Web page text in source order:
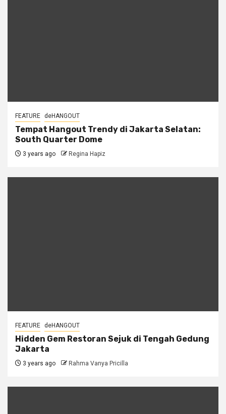
FEATURE deHANGOUT
Tempat Hangout Trendy di Jakarta Selatan:
South Quarter Dome
3 years ago Regina Hapiz
FEATURE deHANGOUT
Hidden Gem Restoran Sejuk di Tengah Gedung
Jakarta
3 years ago Rahma Vanya Pricilla